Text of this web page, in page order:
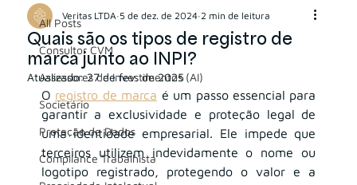
All Posts
Consultor CVM
Assessores de Investimentos (AI)
Societário
Proteção de Dados
Compliance Trabalhista
Quais são os tipos de registro de
marca junto ao INPI?
Veritas LTDA 5 de dez. de 2024 2 min de leitura
Atualizado:27 de fev. de 2025
O registro de marca é um passo essencial para
garantir a exclusividade e proteção legal de
uma identidade empresarial. Ele impede que
terceiros utilizem indevidamente o nome ou
logotipo registrado, protegendo o valor e a